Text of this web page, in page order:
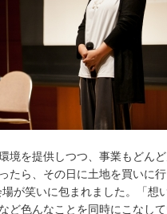
を提供しつつ、事業もどん
たら、その日に土地を買いに
が笑いに包まれました。「想
ど色んなことを同時にこなし